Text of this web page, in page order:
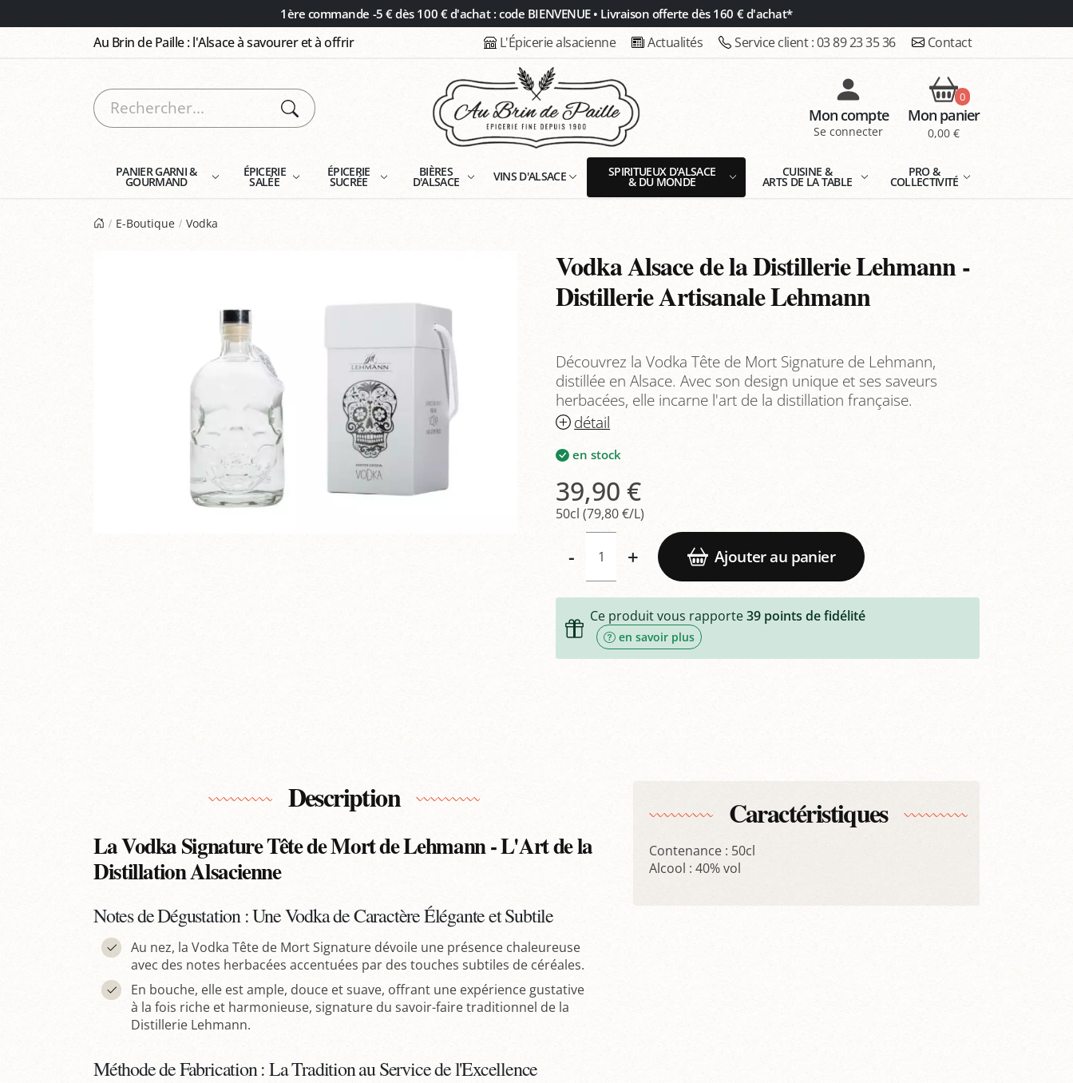
1ère commande -5 € dès 100 € d'achat : code BIENVENUE • Livraison offerte dès 160 € d'achat*
Au Brin de Paille : l'Alsace à savourer et à offrir L'Épicerie alsacienne Actualités Service client :03 89 23 35 36 Contact
Mon compte
Se connecter
0
Mon panier
0,00 €
PANIER GARNI &
GOURMAND
ÉPICERIE
SALÉE
ÉPICERIE
SUCRÉE
BIÈRES
D'ALSACE VINS D'ALSACE SPIRITUEUX D'ALSACE
& DU MONDE
CUISINE &
ARTS DE LA TABLE
PRO &
COLLECTIVITÉ
E-Boutique Vodka
Vodka Alsace de la Distillerie Lehmann -
Distillerie Artisanale Lehmann
Découvrez la Vodka Tête de Mort Signature de Lehmann,
distillée en Alsace. Avec son design unique et ses saveurs
herbacées, elle incarne l'art de la distillation française.
détail
en stock
39,90 €
50cl (79,80 €/L)
- + Ajouter au panier
Ce produit vous rapporte39 points de fidélité
en savoir plus
Description
La Vodka Signature Tête de Mort de Lehmann - L'Art de la
Distillation Alsacienne
Notes de Dégustation : Une Vodka de Caractère Élégante et Subtile
Au nez, la Vodka Tête de Mort Signature dévoile une présence chaleureuse
avec des notes herbacées accentuées par des touches subtiles de céréales.
En bouche, elle est ample, douce et suave, offrant une expérience gustative
à la fois riche et harmonieuse, signature du savoir-faire traditionnel de la
Distillerie Lehmann.
Méthode de Fabrication : La Tradition au Service de l'Excellence
Caractéristiques
Contenance : 50cl
Alcool : 40% vol